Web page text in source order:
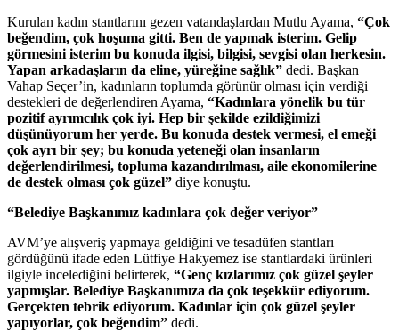
Kurulan kadın stantlarını gezen vatandaşlardan Mutlu Ayama, “Çok
beğendim, çok hoşuma gitti. Ben de yapmak isterim. Gelip
görmesini isterim bu konuda ilgisi, bilgisi, sevgisi olan herkesin.
Yapan arkadaşların da eline, yüreğine sağlık” dedi. Başkan
Vahap Seçer’in, kadınların toplumda görünür olması için verdiği
destekleri de değerlendiren Ayama, “Kadınlara yönelik bu tür
pozitif ayrımcılık çok iyi. Hep bir şekilde ezildiğimizi
düşünüyorum her yerde. Bu konuda destek vermesi, el emeği
çok ayrı bir şey; bu konuda yeteneği olan insanların
değerlendirilmesi, topluma kazandırılması, aile ekonomilerine
de destek olması çok güzel” diye konuştu.
“Belediye Başkanımız kadınlara çok değer veriyor”
AVM’ye alışveriş yapmaya geldiğini ve tesadüfen stantları
gördüğünü ifade eden Lütfiye Hakyemez ise stantlardaki ürünleri
ilgiyle incelediğini belirterek, “Genç kızlarımız çok güzel şeyler
yapmışlar. Belediye Başkanımıza da çok teşekkür ediyorum.
Gerçekten tebrik ediyorum. Kadınlar için çok güzel şeyler
yapıyorlar, çok beğendim” dedi.